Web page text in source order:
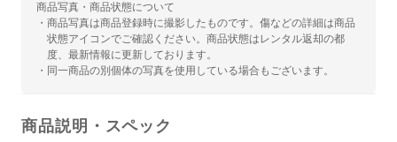
商品写真・商品状態について
・商品写真は商品登録時に撮影したものです。傷などの詳細は商品
状態アイコンでご確認ください。商品状態はレンタル返却の都
度、最新情報に更新しております。
・同一商品の別個体の写真を使用している場合もございます。
商品説明・スペック